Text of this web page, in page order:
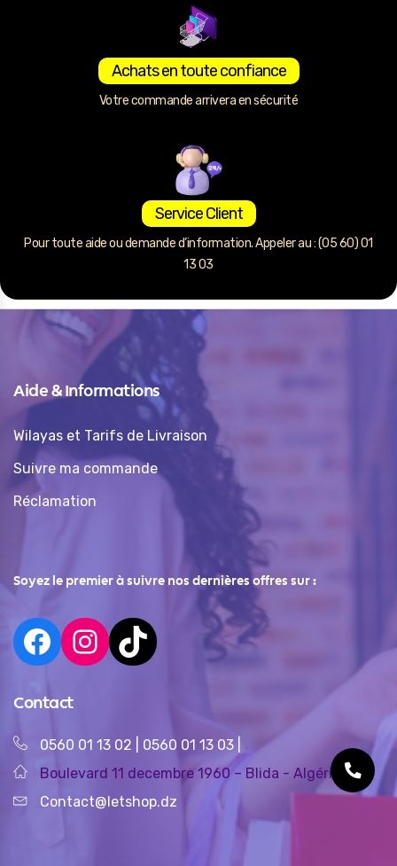
Achats en toute confiance
Votre commande arrivera en sécurité
Service Client
Pour toute aide ou demande d’information. Appeler au : (05 60) 01
13 03
Aide & Informations
Wilayas et Tarifs de Livraison
Suivre ma commande
Réclamation
Soyez le premier à suivre nos dernières offres sur :
Contact
0560 01 13 02 0560 01 13 03
Boulevard 11 decembre 1960 – Blida - Algérie
Contact@letshop.dz